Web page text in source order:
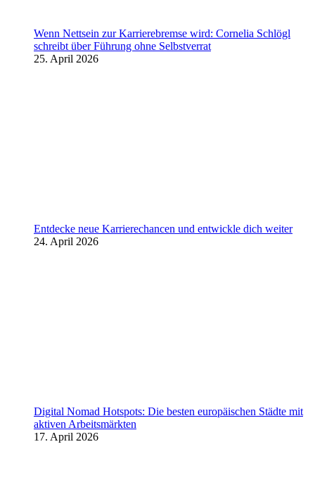
Wenn Nettsein zur Karrierebremse wird: Cornelia Schlögl
schreibt über Führung ohne Selbstverrat
25. April 2026
Entdecke neue Karrierechancen und entwickle dich weiter
24. April 2026
Digital Nomad Hotspots: Die besten europäischen Städte mit
aktiven Arbeitsmärkten
17. April 2026